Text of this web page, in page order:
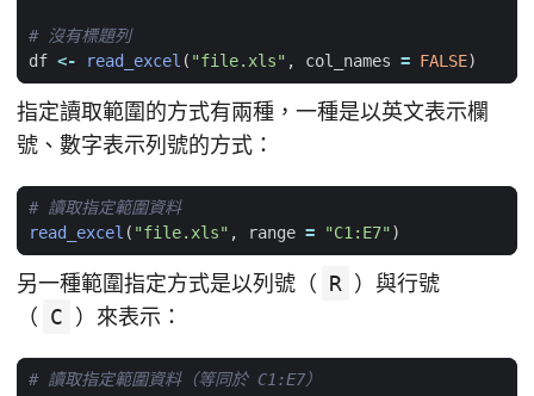
# 沒有標題列
df <- read_excel ( "file.xls" , col_names = FALSE)
指定讀取範圍的方式有兩種，一種是以英文表示欄
號、數字表示列號的方式：
# 讀取指定範圍資料
read_excel ( "file.xls" , range = "C1:E7")
另一種範圍指定方式是以列號（ R ）與行號
（ C ）來表示：
# 讀取指定範圍資料（等同於 C1:E7）